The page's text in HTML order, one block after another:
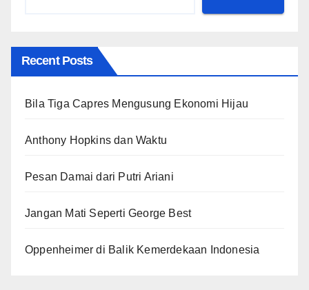
Recent Posts
Bila Tiga Capres Mengusung Ekonomi Hijau
Anthony Hopkins dan Waktu
Pesan Damai dari Putri Ariani
Jangan Mati Seperti George Best
Oppenheimer di Balik Kemerdekaan Indonesia